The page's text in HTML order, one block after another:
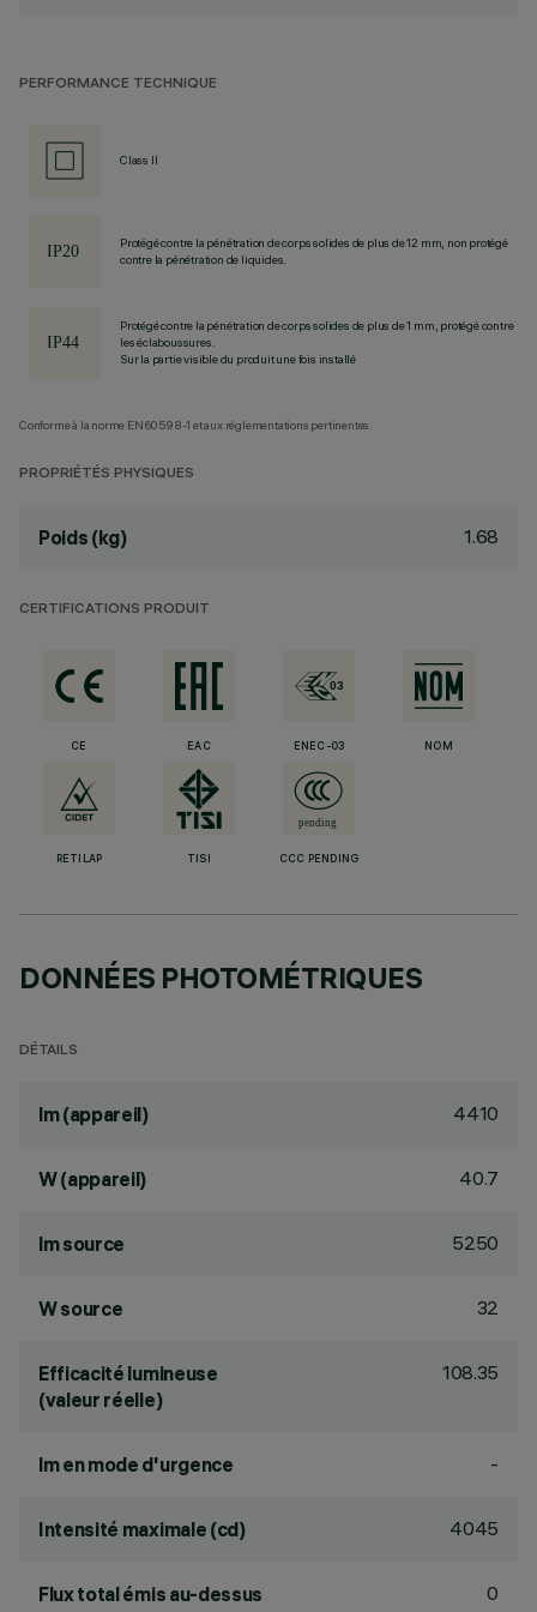
PERFORMANCE TECHNIQUE
Class II
Protégé contre la pénétration de corps solides de plus de 12 mm, non protégé
contre la pénétration de liquides.
Protégé contre la pénétration de corps solides de plus de 1 mm, protégé contre
les éclaboussures.
Sur la partie visible du produit une fois installé
Conforme à la norme EN60598-1 et aux réglementations pertinentes.
PROPRIÉTÉS PHYSIQUES
Poids (kg) 1.68
CERTIFICATIONS PRODUIT
CE EAC ENEC-03 NOM
RETILAP TISI CCC PENDING
DONNÉES PHOTOMÉTRIQUES
DÉTAILS
lm (appareil) 4410
W (appareil) 40.7
lm source 5250
W source 32
Efficacité lumineuse
(valeur réelle)
108.35
lm en mode d'urgence -
Intensité maximale (cd) 4045
Flux total émis au-dessus
0